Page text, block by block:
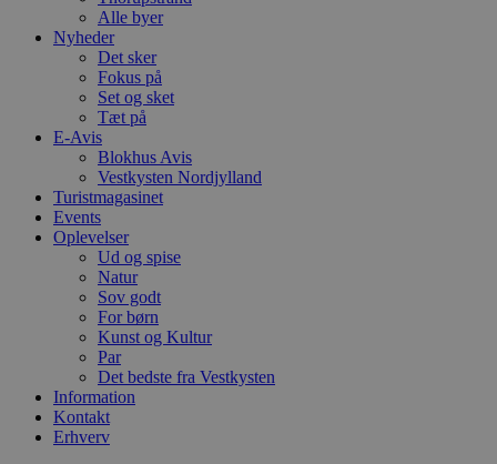
Alle byer
Nyheder
Det sker
Fokus på
Set og sket
Tæt på
E-Avis
Blokhus Avis
Vestkysten Nordjylland
Turistmagasinet
Events
Oplevelser
Ud og spise
Natur
Sov godt
For børn
Kunst og Kultur
Par
Det bedste fra Vestkysten
Information
Kontakt
Erhverv